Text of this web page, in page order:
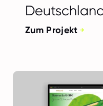
Zum Projekt